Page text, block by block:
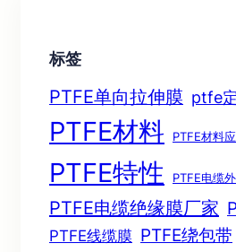
标签
PTFE单向拉伸膜 ptfe
PTFE材料 PTFE材料
PTFE特性 PTFE电缆
PTFE电缆绝缘膜厂家
PTFE线缆膜 PTFE绕包带